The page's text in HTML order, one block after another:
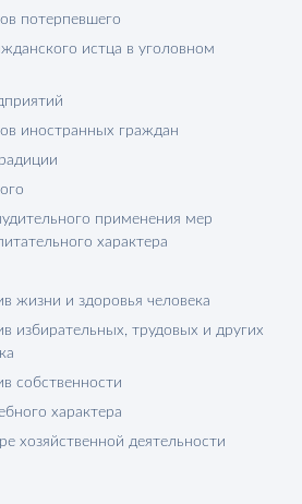
потерпевшего
истца в уголовном
иностранных граждан
применения мер
характера
жизни и здоровья человека
избирательных, трудовых и других
собственности
характера
хозяйственной деятельности